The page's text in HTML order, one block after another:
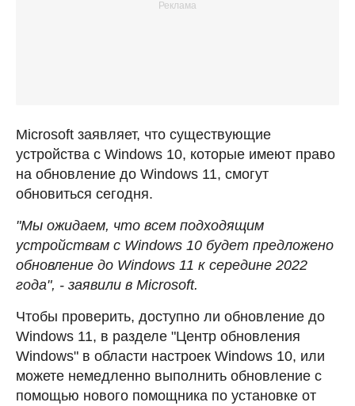
Microsoft заявляет, что существующие
устройства с Windows 10, которые имеют право
на обновление до Windows 11, смогут
обновиться сегодня.
"Мы ожидаем, что всем подходящим
устройствам с Windows 10 будет предложено
обновление до Windows 11 к середине 2022
года", - заявили в Microsoft.
Чтобы проверить, доступно ли обновление до
Windows 11, в разделе "Центр обновления
Windows" в области настроек Windows 10, или
можете немедленно выполнить обновление с
помощью нового помощника по установке от